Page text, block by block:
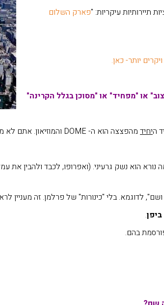
פארק השלום
יותר- כאן.
או "מפחיד" או "מסוכן בגלל הקרינה"
יחיד מהפצצה הוא ה- DOME והמוזיאון. אתם לא מגיעים לעיי חורבות!
נורא הוא נשק גרעיני. (ואפרופו, לכבד ולהבין
.
בהם.